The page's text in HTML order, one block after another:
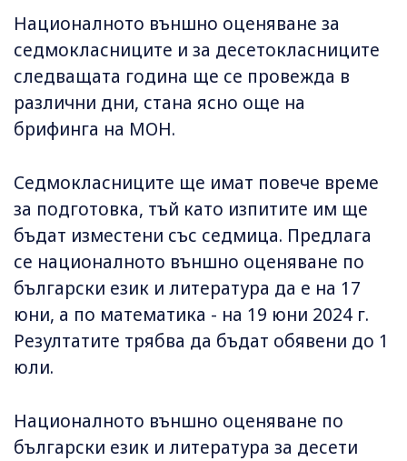
Националното външно оценяване за
седмокласниците и за десетокласниците
следващата година ще се провежда в
различни дни, стана ясно още на
брифинга на МОН.
Седмокласниците ще имат повече време
за подготовка, тъй като изпитите им ще
бъдат изместени със седмица. Предлага
се националното външно оценяване по
български език и литература да е на 17
юни, а по математика - на 19 юни 2024 г.
Резултатите трябва да бъдат обявени до 1
юли.
Националното външно оценяване по
български език и литература за десети